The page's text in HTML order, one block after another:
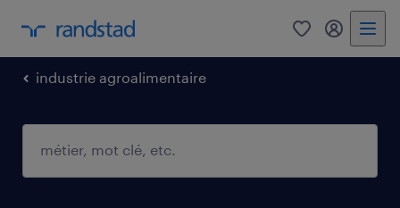
0 mon
industrie agroalimentaire